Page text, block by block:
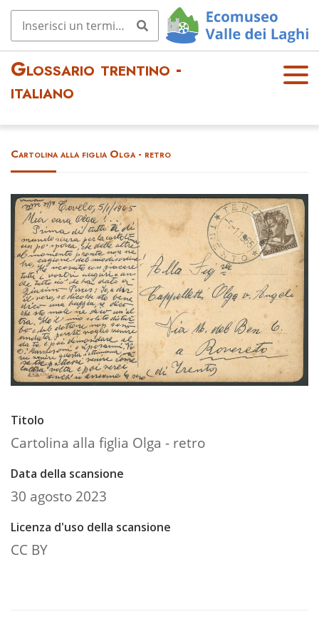
Glossario trentino -
italiano
OPE
Cartolina alla figlia Olga - retro
Titolo
Cartolina alla figlia Olga - retro
Data della scansione
30 agosto 2023
Licenza d'uso della scansione
CC BY